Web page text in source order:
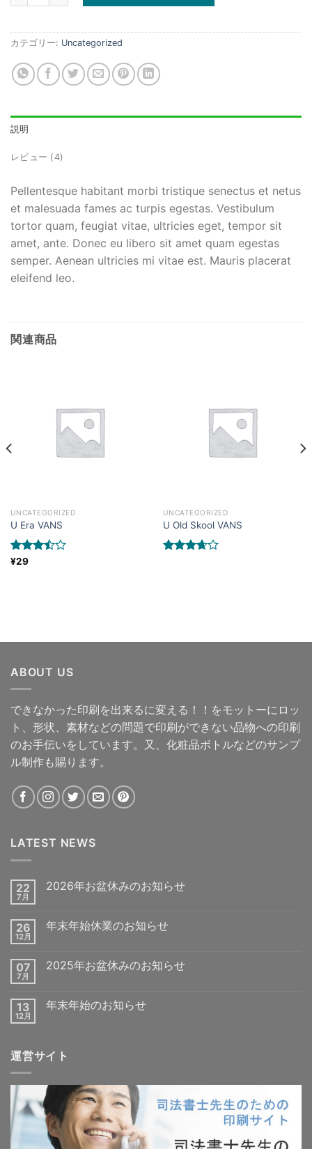
カテゴリー: Uncategorized
説明
レビュー (4)
Pellentesque habitant morbi tristique senectus et netus
et malesuada fames ac turpis egestas. Vestibulum
tortor quam, feugiat vitae, ultricies eget, tempor sit
amet, ante. Donec eu libero sit amet quam egestas
semper. Aenean ultricies mi vitae est. Mauris placerat
eleifend leo.
関連商品
UNCATEGORIZED
U Era VANS
5段階中
¥29
UNCATEGORIZED
U Old Skool VANS
ABOUT US
できなかった印刷を出来るに変える！！をモットーにロッ
ト、形状、素材などの問題で印刷ができない品物への印刷
のお手伝いをしています。又、化粧品ボトルなどのサンプ
ル制作も賜ります。
LATEST NEWS
22
7月
2026年お盆休みのお知らせ
26
12月
年末年始休業のお知らせ
07
7月
2025年お盆休みのお知らせ
13
12月
年末年始のお知らせ
運営サイト